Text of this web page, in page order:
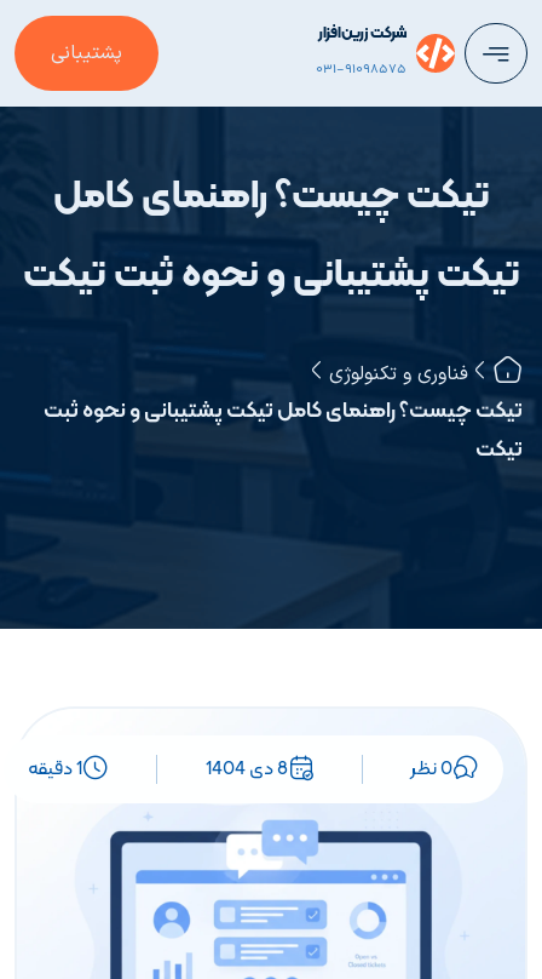
شرکت زرین‌افزار
031-91098575
پشتیبانی
تیکت چیست؟ راهنمای کامل
تیکت پشتیبانی و نحوه ثبت تیکت
فناوری و تکنولوژی
تیکت چیست؟ راهنمای کامل تیکت پشتیبانی و نحوه ثبت
تیکت
0 نظر 8 دی 1404 1 دقیقه